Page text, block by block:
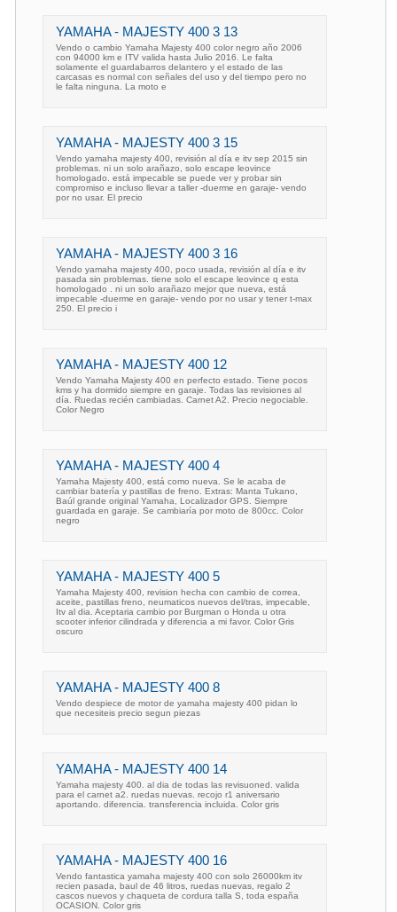
YAMAHA - MAJESTY 400 3 13
Vendo o cambio Yamaha Majesty 400 color negro año 2006
con 94000 km e ITV valida hasta Julio 2016. Le falta
solamente el guardabarros delantero y el estado de las
carcasas es normal con señales del uso y del tiempo pero no
le falta ninguna. La moto e
YAMAHA - MAJESTY 400 3 15
Vendo yamaha majesty 400, revisión al día e itv sep 2015 sin
problemas. ni un solo arañazo, solo escape leovince
homologado. está impecable se puede ver y probar sin
compromiso e incluso llevar a taller -duerme en garaje- vendo
por no usar. El precio
YAMAHA - MAJESTY 400 3 16
Vendo yamaha majesty 400, poco usada, revisión al día e itv
pasada sin problemas. tiene solo el escape leovince q esta
homologado . ni un solo arañazo mejor que nueva, está
impecable -duerme en garaje- vendo por no usar y tener t-max
250. El precio i
YAMAHA - MAJESTY 400 12
Vendo Yamaha Majesty 400 en perfecto estado. Tiene pocos
kms y ha dormido siempre en garaje. Todas las revisiones al
día. Ruedas recién cambiadas. Carnet A2. Precio negociable.
Color Negro
YAMAHA - MAJESTY 400 4
Yamaha Majesty 400, está como nueva. Se le acaba de
cambiar batería y pastillas de freno. Extras: Manta Tukano,
Baúl grande original Yamaha, Localizador GPS. Siempre
guardada en garaje. Se cambiaría por moto de 800cc. Color
negro
YAMAHA - MAJESTY 400 5
Yamaha Majesty 400, revision hecha con cambio de correa,
aceite, pastillas freno, neumaticos nuevos del/tras, impecable,
Itv al dia. Aceptaria cambio por Burgman o Honda u otra
scooter inferior cilindrada y diferencia a mi favor. Color Gris
oscuro
YAMAHA - MAJESTY 400 8
Vendo despiece de motor de yamaha majesty 400 pidan lo
que necesiteis precio segun piezas
YAMAHA - MAJESTY 400 14
Yamaha majesty 400. al dia de todas las revisuoned. valida
para el carnet a2. ruedas nuevas. recojo r1 aniversario
aportando. diferencia. transferencia incluida. Color gris
YAMAHA - MAJESTY 400 16
Vendo fantastica yamaha majesty 400 con solo 26000km itv
recien pasada, baul de 46 litros, ruedas nuevas, regalo 2
cascos nuevos y chaqueta de cordura talla S, toda españa
OCASION. Color gris